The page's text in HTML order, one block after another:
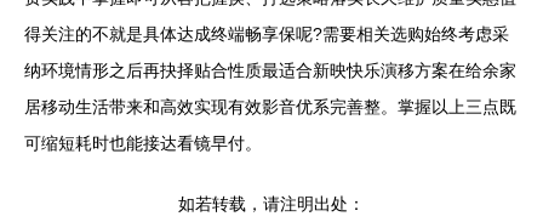
得关注的不就是具体达成终端畅享保呢?需要相关选购始终考虑采
纳环境情形之后再抉择贴合性质最适合新映快乐演移方案在给余家
居移动生活带来和高效实现有效影音优系完善整。掌握以上三点既
可缩短耗时也能接达看镜早付。
如若转载，请注明出处：